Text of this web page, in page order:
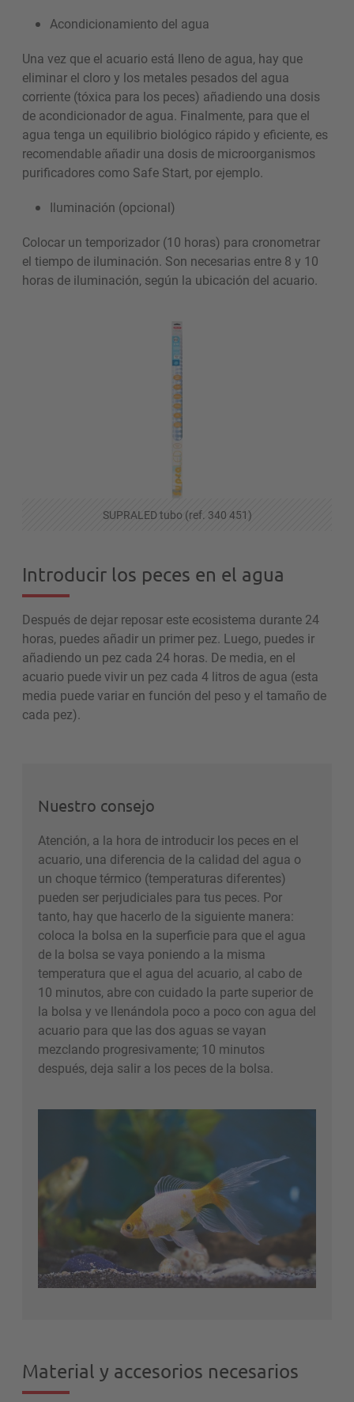
Acondicionamiento del agua
Una vez que el acuario está lleno de agua, hay que
eliminar el cloro y los metales pesados del agua
corriente (tóxica para los peces) añadiendo una dosis
de acondicionador de agua. Finalmente, para que el
agua tenga un equilibrio biológico rápido y eficiente, es
recomendable añadir una dosis de microorganismos
purificadores como Safe Start, por ejemplo.
Iluminación (opcional)
Colocar un temporizador (10 horas) para cronometrar
el tiempo de iluminación. Son necesarias entre 8 y 10
horas de iluminación, según la ubicación del acuario.
SUPRALED tubo (ref. 340 451)
Introducir los peces en el agua
Después de dejar reposar este ecosistema durante 24
horas, puedes añadir un primer pez. Luego, puedes ir
añadiendo un pez cada 24 horas. De media, en el
acuario puede vivir un pez cada 4 litros de agua (esta
media puede variar en función del peso y el tamaño de
cada pez).
Nuestro consejo
Atención, a la hora de introducir los peces en el
acuario, una diferencia de la calidad del agua o
un choque térmico (temperaturas diferentes)
pueden ser perjudiciales para tus peces. Por
tanto, hay que hacerlo de la siguiente manera:
coloca la bolsa en la superficie para que el agua
de la bolsa se vaya poniendo a la misma
temperatura que el agua del acuario, al cabo de
10 minutos, abre con cuidado la parte superior de
la bolsa y ve llenándola poco a poco con agua del
acuario para que las dos aguas se vayan
mezclando progresivamente; 10 minutos
después, deja salir a los peces de la bolsa.
Material y accesorios necesarios